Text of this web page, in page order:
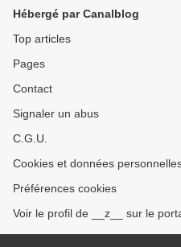
Hébergé par Canalblog
Top articles
Pages
Contact
Signaler un abus
C.G.U.
Cookies et données
Préférences cookies
Voir le profil de __z__ sur le